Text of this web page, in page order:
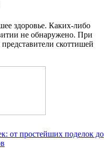
здоровье. Каких-либо
не обнаружено. При
скоттишей
от простейших поделок до